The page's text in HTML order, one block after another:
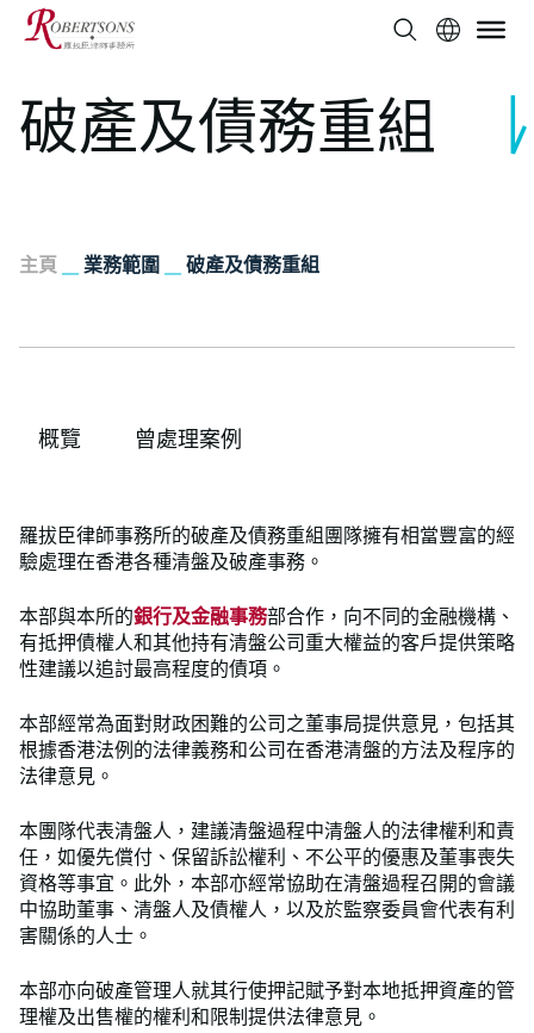
破產及債務重組
主頁 業務範圍 破產及債務重組
概覽 曾處理案例
羅拔臣律師事務所的破產及債務重組團隊擁有相當豐富的經
驗處理在香港各種清盤及破產事務。
本部與本所的銀行及金融事務部合作，向不同的金融機構、
有抵押債權人和其他持有清盤公司重大權益的客戶提供策略
性建議以追討最高程度的債項。
本部經常為面對財政困難的公司之董事局提供意見，包括其
根據香港法例的法律義務和公司在香港清盤的方法及程序的
法律意見。
本團隊代表清盤人，建議清盤過程中清盤人的法律權利和責
任，如優先償付、保留訴訟權利、不公平的優惠及董事喪失
資格等事宜。此外，本部亦經常協助在清盤過程召開的會議
中協助董事、清盤人及債權人，以及於監察委員會代表有利
害關係的人士。
本部亦向破產管理人就其行使押記賦予對本地抵押資產的管
理權及出售權的權利和限制提供法律意見。